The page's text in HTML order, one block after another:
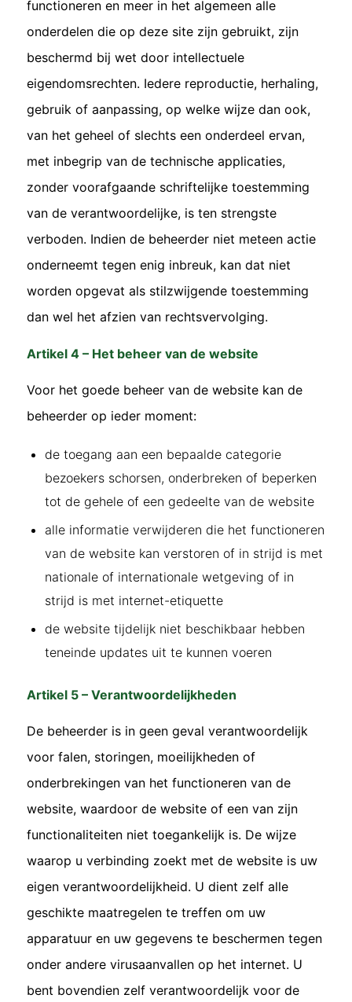
functioneren en meer in het algemeen alle
onderdelen die op deze site zijn gebruikt, zijn
beschermd bij wet door intellectuele
eigendomsrechten. Iedere reproductie, herhaling,
gebruik of aanpassing, op welke wijze dan ook,
van het geheel of slechts een onderdeel ervan,
met inbegrip van de technische applicaties,
zonder voorafgaande schriftelijke toestemming
van de verantwoordelijke, is ten strengste
verboden. Indien de beheerder niet meteen actie
onderneemt tegen enig inbreuk, kan dat niet
worden opgevat als stilzwijgende toestemming
dan wel het afzien van rechtsvervolging.
Artikel 4 – Het beheer van de website
Voor het goede beheer van de website kan de
beheerder op ieder moment:
de toegang aan een bepaalde categorie
bezoekers schorsen, onderbreken of beperken
tot de gehele of een gedeelte van de website
alle informatie verwijderen die het functioneren
van de website kan verstoren of in strijd is met
nationale of internationale wetgeving of in
strijd is met internet-etiquette
de website tijdelijk niet beschikbaar hebben
teneinde updates uit te kunnen voeren
Artikel 5 – Verantwoordelijkheden
De beheerder is in geen geval verantwoordelijk
voor falen, storingen, moeilijkheden of
onderbrekingen van het functioneren van de
website, waardoor de website of een van zijn
functionaliteiten niet toegankelijk is. De wijze
waarop u verbinding zoekt met de website is uw
eigen verantwoordelijkheid. U dient zelf alle
geschikte maatregelen te treffen om uw
apparatuur en uw gegevens te beschermen tegen
onder andere virusaanvallen op het internet. U
bent bovendien zelf verantwoordelijk voor de